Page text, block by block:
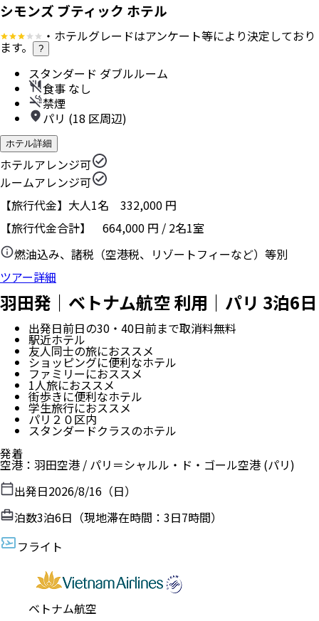
シモンズ ブティック ホテル
・ホテルグレードはアンケート等により決定しており
ます。 ?
スタンダード ダブルルーム
食事 なし
禁煙
パリ (18 区周辺)
ホテル詳細
ホテルアレンジ可
ルームアレンジ可
【旅行代金】大人1名 332,000 円
【旅行代金合計】 664,000 円 / 2名1室
燃油込み、諸税（空港税、リゾートフィーなど）等別
ツアー詳細
羽田発｜ベトナム航空 利用｜パリ 3泊6日
出発日前日の30・40日前まで取消料無料
駅近ホテル
友人同士の旅におススメ
ショッピングに便利なホテル
ファミリーにおススメ
1人旅におススメ
街歩きに便利なホテル
学生旅行におススメ
パリ２０区内
スタンダードクラスのホテル
発着
空港 ： 羽田空港 / パリ＝シャルル・ド・ゴール空港 (パリ)
出発日2026/8/16（日）
泊数3泊6日（現地滞在時間： 3日7時間）
フライト
ベトナム航空